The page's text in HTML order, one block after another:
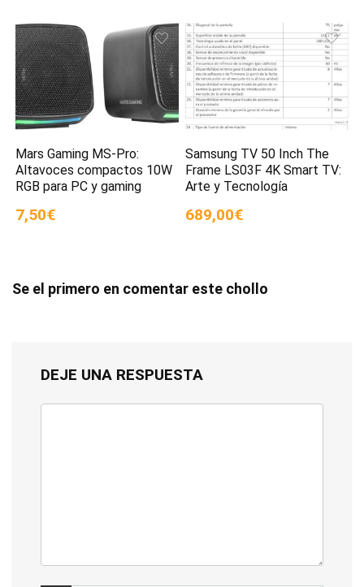
Mars Gaming MS-Pro:
Altavoces compactos 10W
RGB para PC y gaming
7,50€
Samsung TV 50 Inch The
Frame LS03F 4K Smart TV:
Arte y Tecnología
689,00€
Se el primero en comentar este chollo
DEJE UNA RESPUESTA